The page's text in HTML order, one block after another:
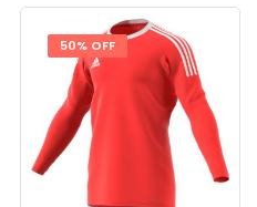
50% OFF